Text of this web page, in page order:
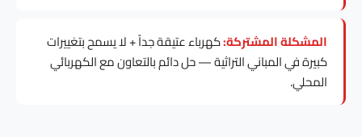
المشكلة المشتركة:كهرباء عتيقة جداً + لا يسمح بتغييرات
كبيرة في المباني التراثية — حل دائم بالتعاون مع الكهربائي
المحلي.